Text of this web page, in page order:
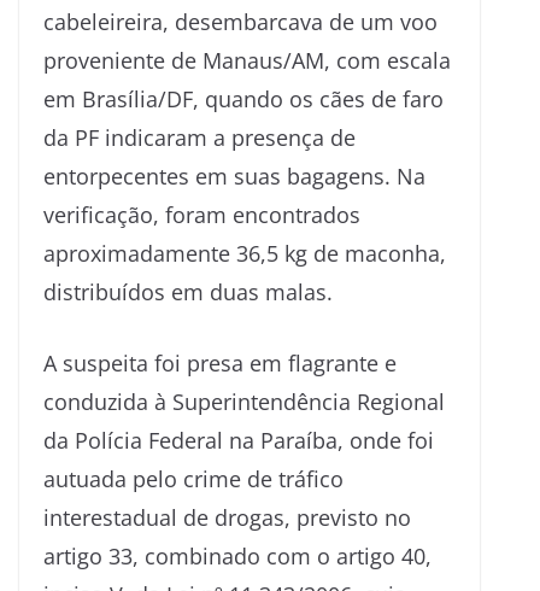
cabeleireira, desembarcava de um voo
proveniente de Manaus/AM, com escala
em Brasília/DF, quando os cães de faro
da PF indicaram a presença de
entorpecentes em suas bagagens. Na
verificação, foram encontrados
aproximadamente 36,5 kg de maconha,
distribuídos em duas malas.
A suspeita foi presa em flagrante e
conduzida à Superintendência Regional
da Polícia Federal na Paraíba, onde foi
autuada pelo crime de tráfico
interestadual de drogas, previsto no
artigo 33, combinado com o artigo 40,